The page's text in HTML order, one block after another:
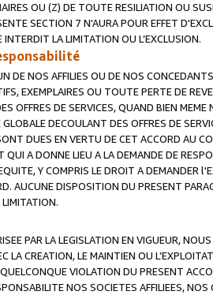
OU (Z) DE TOUTE RESILIATION OU
SECTION 7 N'AURA POUR EFFET
INTERDIT LA LIMITATION OU L’EXCLUSION.
DE NOS AFFILIES OU DE NOS
EXEMPLAIRES OU TOUTE PERTE DE
OFFRES DE SERVICES, QUAND BIEN
DECOULANT DES OFFRES DE
DUES EN VERTU DE CET ACCORD AU
QUI A DONNE LIEU A LA DEMANDE DE
Y COMPRIS LE DROIT A DEMANDER
AUCUNE DISPOSITION DU PRESENT
PAR LA LEGISLATION EN VIGUEUR,
LA CREATION, LE MAINTIEN OU
VIOLATION DU PRESENT
NOS SOCIETES AFFILIEES,